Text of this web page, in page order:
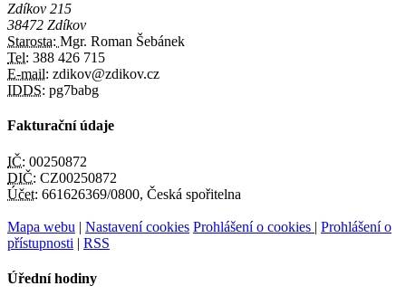
Zdíkov 215
38472 Zdíkov
Starosta: Mgr. Roman Šebánek
Tel: 388 426 715
E-mail: zdikov@zdikov.cz
IDDS: pg7babg
Fakturační údaje
IČ: 00250872
DIČ: CZ00250872
Účet: 661626369/0800, Česká spořitelna
Mapa webu | Nastavení cookies Prohlášení o cookies | Prohlášení o
přístupnosti | RSS
Úřední hodiny